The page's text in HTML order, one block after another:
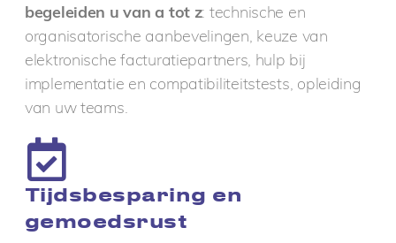
begeleiden u van a tot z: technische en
organisatorische aanbevelingen, keuze van
elektronische facturatiepartners, hulp bij
implementatie en compatibiliteitstests, opleiding
van uw teams.
Tijdsbesparing en
gemoedsrust